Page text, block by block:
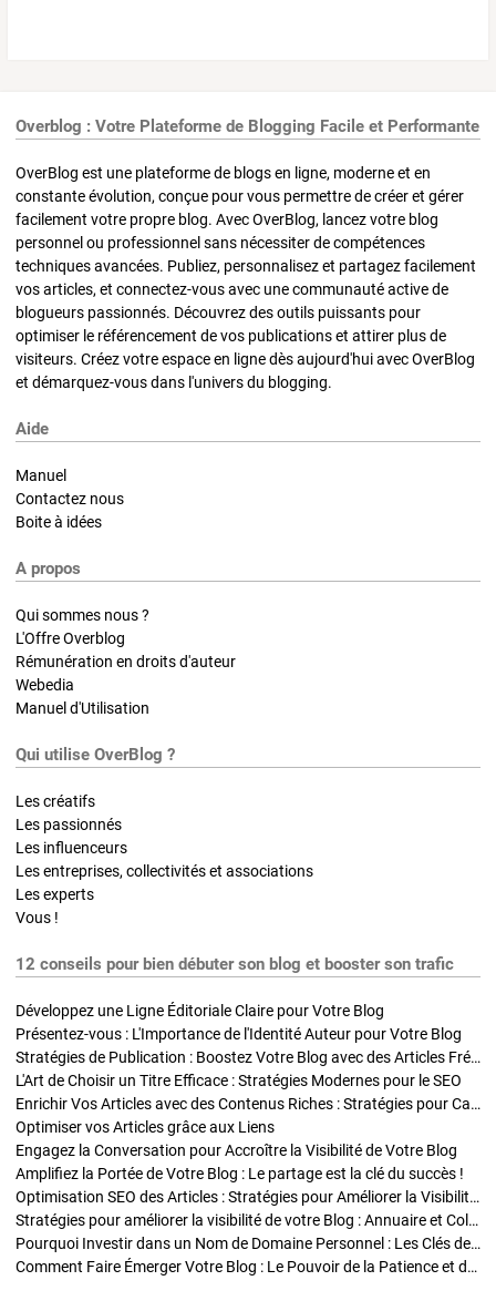
Overblog : Votre Plateforme de Blogging Facile et Performante
OverBlog est une plateforme de blogs en ligne, moderne et en
constante évolution, conçue pour vous permettre de créer et gérer
facilement votre propre blog. Avec OverBlog, lancez votre blog
personnel ou professionnel sans nécessiter de compétences
techniques avancées. Publiez, personnalisez et partagez facilement
vos articles, et connectez-vous avec une communauté active de
blogueurs passionnés. Découvrez des outils puissants pour
optimiser le référencement de vos publications et attirer plus de
visiteurs. Créez votre espace en ligne dès aujourd'hui avec OverBlog
et démarquez-vous dans l'univers du blogging.
Aide
Manuel
Contactez nous
Boite à idées
A propos
Qui sommes nous ?
L'Offre Overblog
Rémunération en droits d'auteur
Webedia
Manuel d'Utilisation
Qui utilise OverBlog ?
Les créatifs
Les passionnés
Les influenceurs
Les entreprises, collectivités et associations
Les experts
Vous !
12 conseils pour bien débuter son blog et booster son trafic
Développez une Ligne Éditoriale Claire pour Votre Blog
Présentez-vous : L'Importance de l'Identité Auteur pour Votre Blog
Stratégies de Publication : Boostez Votre Blog avec des Articles Fréquents et Exclusifs
L'Art de Choisir un Titre Efficace : Stratégies Modernes pour le SEO
Enrichir Vos Articles avec des Contenus Riches : Stratégies pour Captiver et Optimiser
Optimiser vos Articles grâce aux Liens
Engagez la Conversation pour Accroître la Visibilité de Votre Blog
Amplifiez la Portée de Votre Blog : Le partage est la clé du succès !
Optimisation SEO des Articles : Stratégies pour Améliorer la Visibilité de Votre Blog
Stratégies pour améliorer la visibilité de votre Blog : Annuaire et Collaborations
Pourquoi Investir dans un Nom de Domaine Personnel : Les Clés de la Réussite de Votre Blog
Comment Faire Émerger Votre Blog : Le Pouvoir de la Patience et de la Persévérance